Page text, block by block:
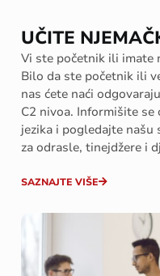
UČITE
Vi ste početnik ili imate
Bilo da ste početnik ili
nas ćete naći
C2 nivoa. Informišite
jezika i pogledajte
za odrasle, tinejdžere i
SAZNAJTE VIŠE